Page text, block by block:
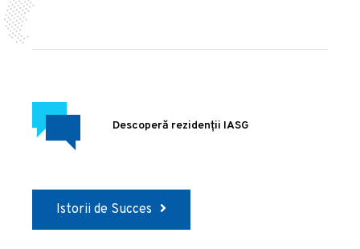
Descoperă rezidenții IASG
Istorii de Succes